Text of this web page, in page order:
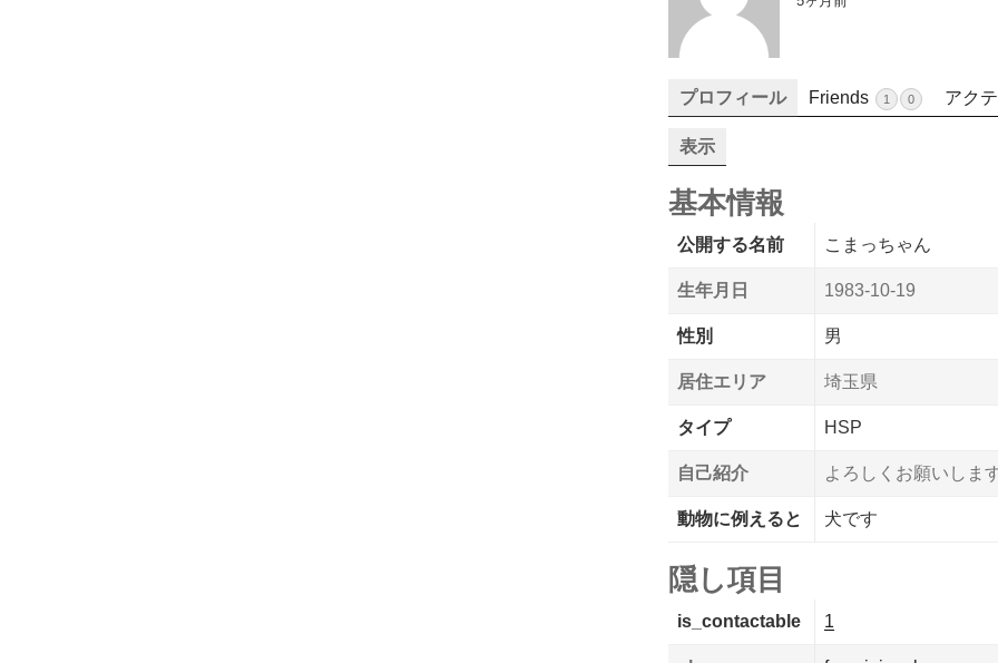
プロフィール Friends 1 0 アク
表示
基本情報
公開する名前 こまっちゃん
生年月日 1983-10-19
性別 男
居住エリア 埼玉県
タイプ HSP
自己紹介 よろしくお願いしま
動物に例えると 犬です
隠し項目
is_contactable 1